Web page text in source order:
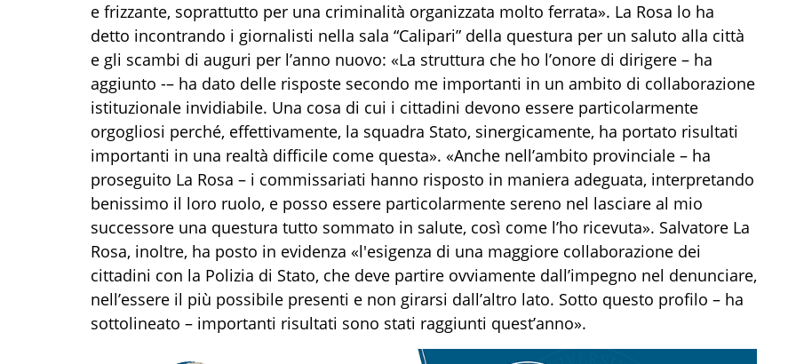
e frizzante, soprattutto per una criminalità organizzata molto ferrata». La Rosa lo ha
detto incontrando i giornalisti nella sala “Calipari” della questura per un saluto alla città
e gli scambi di auguri per l’anno nuovo: «La struttura che ho l’onore di dirigere – ha
aggiunto -– ha dato delle risposte secondo me importanti in un ambito di collaborazione
istituzionale invidiabile. Una cosa di cui i cittadini devono essere particolarmente
orgogliosi perché, effettivamente, la squadra Stato, sinergicamente, ha portato risultati
importanti in una realtà difficile come questa». «Anche nell’ambito provinciale – ha
proseguito La Rosa – i commissariati hanno risposto in maniera adeguata, interpretando
benissimo il loro ruolo, e posso essere particolarmente sereno nel lasciare al mio
successore una questura tutto sommato in salute, così come l’ho ricevuta». Salvatore La
Rosa, inoltre, ha posto in evidenza «l'esigenza di una maggiore collaborazione dei
cittadini con la Polizia di Stato, che deve partire ovviamente dall’impegno nel denunciare,
nell’essere il più possibile presenti e non girarsi dall’altro lato. Sotto questo profilo – ha
sottolineato – importanti risultati sono stati raggiunti quest’anno».